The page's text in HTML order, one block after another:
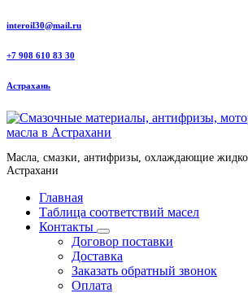
Перейти
содержанию
interoil30@mail.ru
+7 908 610 83 30
Астрахань
Масла, смазки, антифризы, охлаждающие
Астрахани
Главная
Таблица соответствий масел
Контакты
Договор поставки
Доставка
Заказать обратный звонок
Оплата